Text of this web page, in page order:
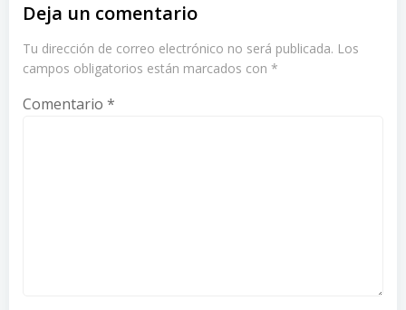
Deja un comentario
Tu dirección de correo electrónico no será publicada. Los
campos obligatorios están marcados con *
Comentario *